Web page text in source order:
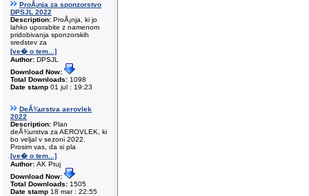
ProÅ¡nja za sponzorstvo
DPSJL 2022
Description: ProÅ¡nja, ki jo
lahko uporabite z namenom
pridobivanja sponzorskih
sredstev za
[ve� o tem...]
Author: DPSJL
Download Now:
Total Downloads: 1098
Date stamp 01 jul : 19:23
DeÅ¾urstva aerovlek
2022
Description: Plan
deÅ¾urstva za AEROVLEK, ki
bo veljal v sezoni 2022.
Prosim vas, da si pla
[ve� o tem...]
Author: AK Ptuj
Download Now:
Total Downloads: 1505
Date stamp 18 mar : 22:55